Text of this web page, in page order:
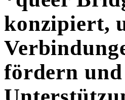
konzipiert,
fördern und